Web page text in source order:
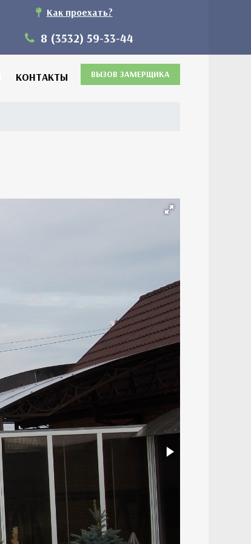
Как проехать?
8 (3532) 59-33-44
КОНТАКТЫ ВЫЗОВ ЗАМЕРЩИКА